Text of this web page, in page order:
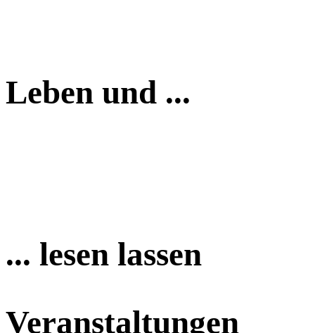
Leben und ...
... lesen lassen
Veranstaltungen